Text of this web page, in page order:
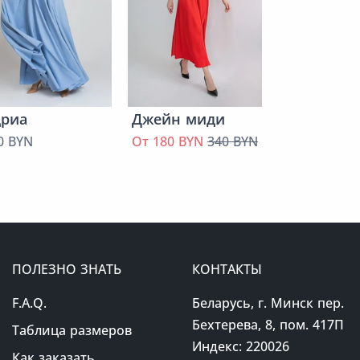
BYN
Джейн миди
От 180 BYN 340 BYN
ПОЛЕЗНО ЗНАТЬ
F.A.Q.
Таблица размеров
КОНТАКТЫ
Беларусь, г. Минск пер.
Бехтерева, 8, пом. 417П
Индекс: 220026